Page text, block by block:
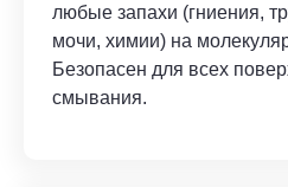
любые запахи (гниения,
мочи, химии) на
Безопасен для всех
смывания.